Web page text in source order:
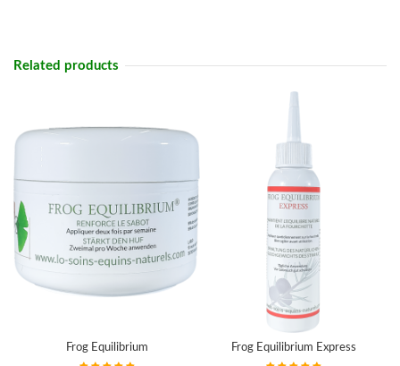
Related products
Frog Equilibrium Frog Equilibrium Express